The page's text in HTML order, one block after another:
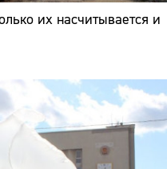
их насчитывается и